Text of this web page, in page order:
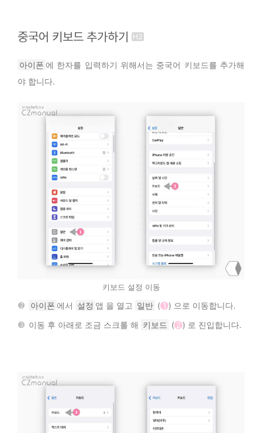
중국어 키보드 추가하기
아이폰 에 한자를 입력하기 위해서는 중국어 키보드를 추가해
야 합니다.
키보드 설정 이동
아이폰 에서 설정 앱 을 열고 일반 ( 1 ) 으로 이동합니다.
이동 후 아래로 조금 스크롤 해 키보드 ( 2 ) 로 진입합니다.